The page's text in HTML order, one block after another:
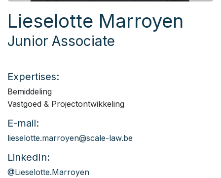
Lieselotte Marroyen
Junior Associate
Expertises:
Bemiddeling
Vastgoed & Projectontwikkeling
E-mail:
lieselotte.marroyen@scale-law.be
LinkedIn:
@Lieselotte.Marroyen